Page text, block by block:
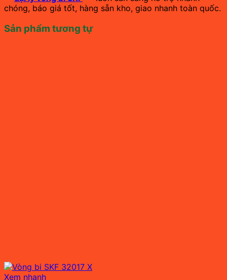
chóng, báo giá tốt, hàng sẵn kho, giao nhanh toàn quốc.
Sản phẩm tương tự
Xem nhanh